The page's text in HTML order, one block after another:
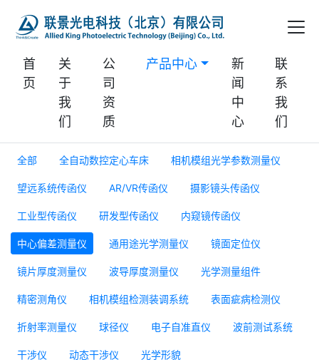
首
页
关
于
我
们
公
司
资
质
产品中心
新
闻
中
心
联
系
我
们
全部 全自动数控定心车床 相机模组光学参数测量仪
望远系统传函仪 AR/VR传函仪 摄影镜头传函仪
工业型传函仪 研发型传函仪 内窥镜传函仪
中心偏差测量仪 通用途光学测量仪 镜面定位仪
镜片厚度测量仪 波导厚度测量仪 光学测量组件
精密测角仪 相机模组检测装调系统 表面疵病检测仪
折射率测量仪 球径仪 电子自准直仪 波前测试系统
干涉仪 动态干涉仪 光学形貌